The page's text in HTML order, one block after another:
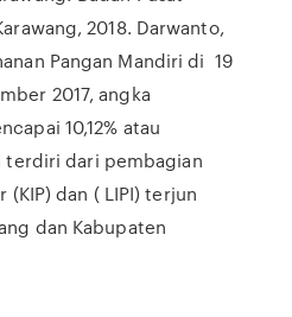
2018. Darwanto,
Pangan Mandiri di 19
2017, angka
10,12% atau
terdiri dari pembagian
(KIP) dan ( LIPI) terjun
dan Kabupaten